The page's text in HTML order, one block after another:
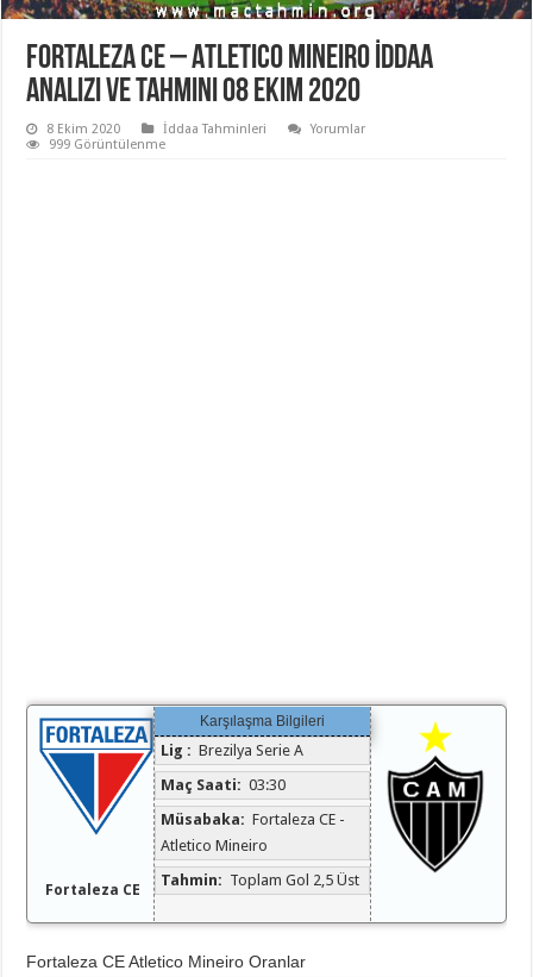
Fortaleza CE – Atletico Mineiro İddaa
Analizi ve Tahmini 08 Ekim 2020
8 Ekim 2020 İddaa Tahminleri
Yorumlar
999 Görüntülenme
Fortaleza CE
Karşılaşma Bilgileri
Lig : Brezilya Serie A
Maç Saati: 03:30
Müsabaka: Fortaleza CE -
Atletico Mineiro
Tahmin: Toplam Gol 2,5 Üst
Fortaleza CE Atletico Mineiro Oranlar